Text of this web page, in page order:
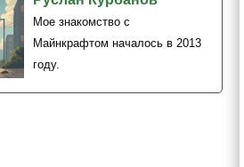
Мое знакомство с
Майнкрафтом началось в 2013
году.